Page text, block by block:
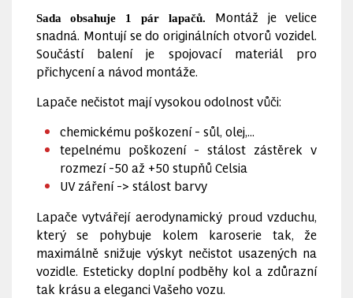
Sada obsahuje 1 pár lapačů.
Montáž je velice
snadná. Montují se do originálních otvorů vozidel.
Součástí balení je spojovací materiál pro
přichycení a návod montáže.
Lapače nečistot mají vysokou odolnost vůči:
chemickému poškození - sůl, olej,...
tepelnému poškození - stálost zástěrek v
rozmezí -50 až +50 stupňů Celsia
UV záření -> stálost barvy
Lapače vytvářejí aerodynamický proud vzduchu,
který se pohybuje kolem karoserie tak, že
maximálně snižuje výskyt nečistot usazených na
vozidle. Esteticky doplní podběhy kol a zdůrazní
tak krásu a eleganci Vašeho vozu.